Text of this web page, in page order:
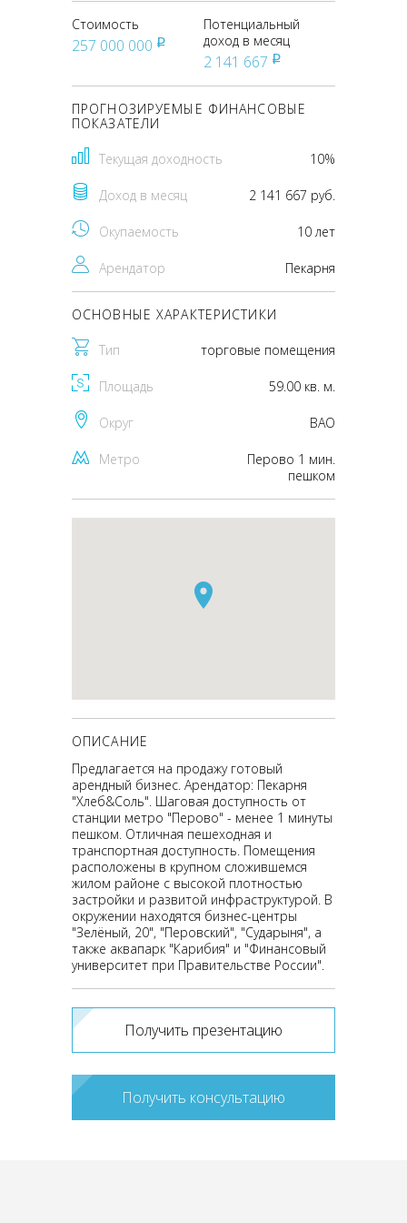
Стоимость
257 000 000 pуб
Потенциальный
доход в месяц
2 141 667 pуб
ПРОГНОЗИРУЕМЫЕ ФИНАНСОВЫЕ
ПОКАЗАТЕЛИ
Текущая доходность 10%
Доход в месяц 2 141 667 руб.
Окупаемость 10 лет
Арендатор Пекарня
ОСНОВНЫЕ ХАРАКТЕРИСТИКИ
Тип торговые помещения
Площадь 59.00 кв. м.
Округ ВАО
Метро
Перово 1 мин.
пешком
ОПИСАНИЕ
Предлагается на продажу готовый
арендный бизнес. Арендатор: Пекарня
"Хлеб&Соль". Шаговая доступность от
станции метро "Перово" - менее 1 минуты
пешком. Отличная пешеходная и
транспортная доступность. Помещения
расположены в крупном сложившемся
жилом районе с высокой плотностью
застройки и развитой инфраструктурой. В
окружении находятся бизнес-центры
"Зелёный, 20", "Перовский", "Сударыня", а
также аквапарк "Карибия" и "Финансовый
университет при Правительстве России".
Получить презентацию
Получить консультацию